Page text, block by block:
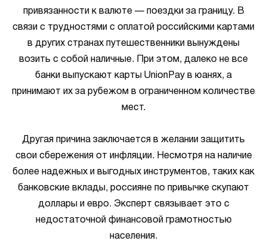
привязанности к валюте — поездки за границу. В
связи с трудностями с оплатой российскими картами
в других странах путешественники вынуждены
возить с собой наличные. При этом, далеко не все
банки выпускают карты UnionPay в юанях, а
принимают их за рубежом в ограниченном количестве
мест.
Другая причина заключается в желании защитить
свои сбережения от инфляции. Несмотря на наличие
более надежных и выгодных инструментов, таких как
банковские вклады, россияне по привычке скупают
доллары и евро. Эксперт связывает это с
недостаточной финансовой грамотностью
населения.